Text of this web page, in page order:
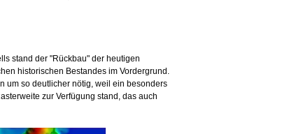
stand der "Rückbau" der heutigen
historischen Bestandes im Vordergrund.
um so deutlicher nötig, weil ein besonders
zur Verfügung stand, das auch